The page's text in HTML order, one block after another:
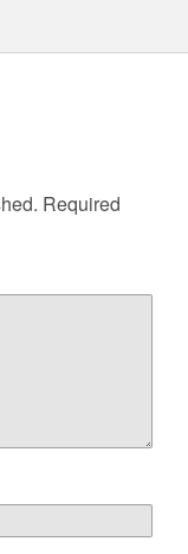
Required